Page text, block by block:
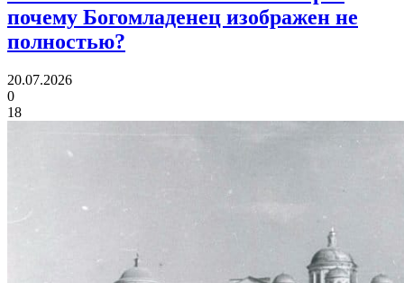
почему Богомладенец изображен не
полностью?
20.07.2026
0
18